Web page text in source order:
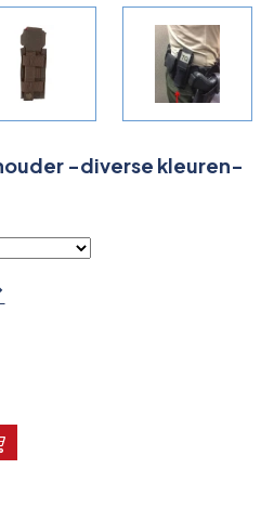
& Rookmelders
-diverse kleuren-